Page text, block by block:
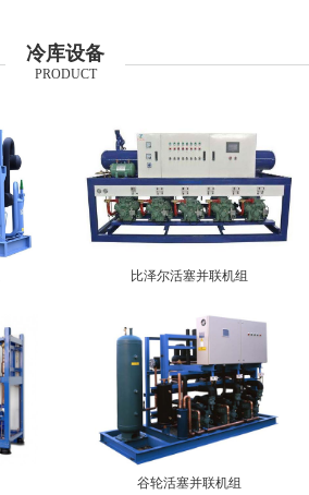
冷库设备
PRODUCT
比泽尔活塞并联机组
谷轮活塞并联机组